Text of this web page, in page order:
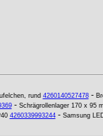
rund 4260140527478-
- Schrägrollenlager 170 x 95
4260339993244- Samsung